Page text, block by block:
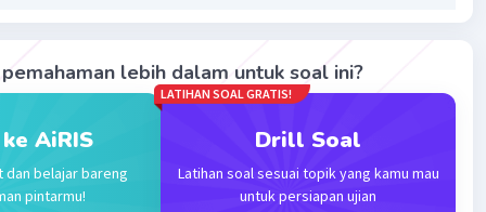
di atas, ada39.916.800kemungkinan susunan
lebih dalam untuk soal ini?
AiRIS
dan belajar bareng
pintarmu!
LATIHAN SOAL GRATIS!
Drill Soal
Latihan soal sesuai topik yang kamu mau
untuk persiapan ujian